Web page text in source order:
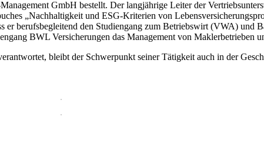
GmbH bestellt. Der langjährige Leiter der
„Nachhaltigkeit und ESG-Kriterien von
berufsbegleitend den Studiengang zum Betriebswirt (VWA) und
BWL Versicherungen das Management von Maklerbetrieben
bleibt der Schwerpunkt seiner Tätigkeit auch in der